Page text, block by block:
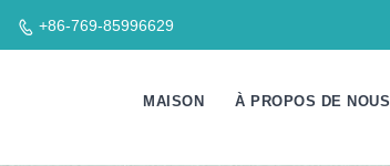
 +86-769-85996629
MAISON À PROPOS DE NOUS